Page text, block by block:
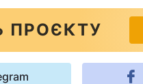
ПРОЄКТУ